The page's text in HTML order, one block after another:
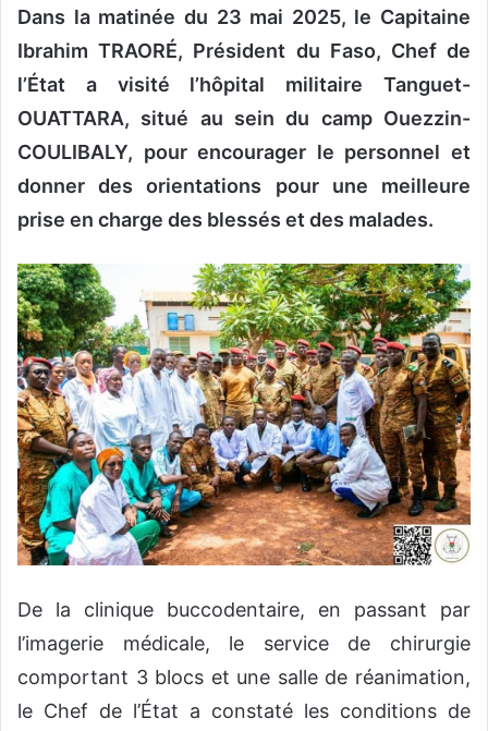
Dans la matinée du 23 mai 2025, le Capitaine
Ibrahim TRAORÉ, Président du Faso, Chef de
l’État a visité l’hôpital militaire Tanguet-
OUATTARA, situé au sein du camp Ouezzin-
COULIBALY, pour encourager le personnel et
donner des orientations pour une meilleure
prise en charge des blessés et des malades.
De la clinique buccodentaire, en passant par
l’imagerie médicale, le service de chirurgie
comportant 3 blocs et une salle de réanimation,
le Chef de l’État a constaté les conditions de